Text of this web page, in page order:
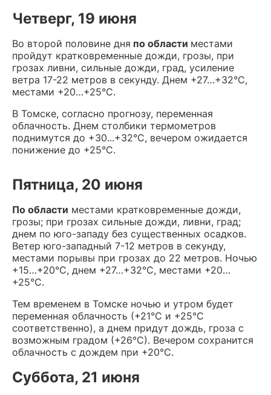
Четверг, 19 июня
Во второй половине дня по области местами
пройдут кратковременные дожди, грозы, при
грозах ливни, сильные дожди, град, усиление
ветра 17-22 метров в секунду. Днем +27…+32°С,
местами +20…+25°С.
В Томске, согласно прогнозу, переменная
облачность. Днем столбики термометров
поднимутся до +30...+32°С, вечером ожидается
понижение до +25°С.
Пятница, 20 июня
По области местами кратковременные дожди,
грозы; при грозах сильные дожди, ливни, град;
днем по юго-западу без существенных осадков.
Ветер юго-западный 7-12 метров в секунду,
местами порывы при грозах до 22 метров. Ночью
+15…+20°С, днем +27…+32°С, местами +20…
+25°С.
Тем временем в Томске ночью и утром будет
переменная облачность (+21°С и +25°С
соответственно), а днем придут дождь, гроза с
возможным градом (+26°С). Вечером сохранится
облачность с дождем при +20°С.
Суббота, 21 июня